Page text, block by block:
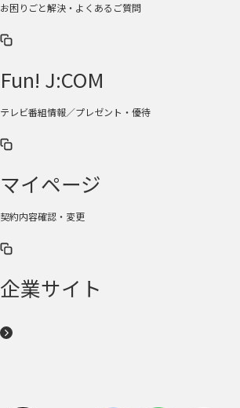
お困りごと解決・よくあるご質問
Fun! J:COM
テレビ番組情報／プレゼント・優待
マイページ
契約内容確認・変更
企業サイト